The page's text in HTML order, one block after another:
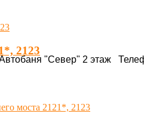
"Север" 2 этаж
2123